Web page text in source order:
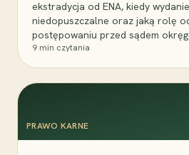
ekstradycja od ENA, kiedy
niedopuszczalne oraz jaką rolę
postępowaniu przed sądem
9 min czytania
PRAWO KARNE